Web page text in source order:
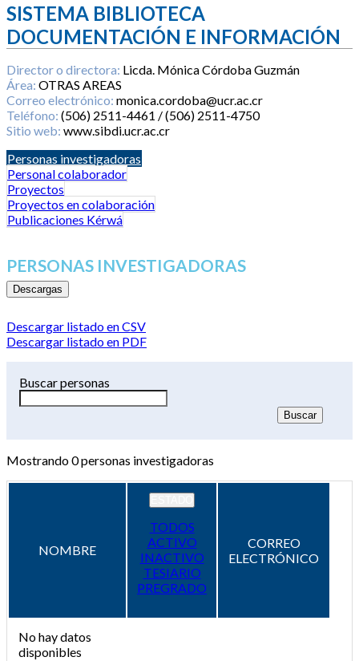
SISTEMA BIBLIOTECA
DOCUMENTACIÓN E INFORMACIÓN
Director o directora: Licda. Mónica Córdoba Guzmán
Área: OTRAS AREAS
Correo electrónico: monica.cordoba@ucr.ac.cr
Teléfono: (506) 2511-4461 / (506) 2511-4750
Sitio web: www.sibdi.ucr.ac.cr
Personas investigadoras
Personal colaborador
Proyectos
Proyectos en colaboración
Publicaciones Kérwá
PERSONAS INVESTIGADORAS
Descargas
Descargar listado en CSV
Descargar listado en PDF
Buscar personas
Mostrando0personas investigadoras
NOMBRE
TODOS
ACTIVO
INACTIVO
TESIARIO
PREGRADO
CORREO
ELECTRÓNICO
No hay datos
disponibles